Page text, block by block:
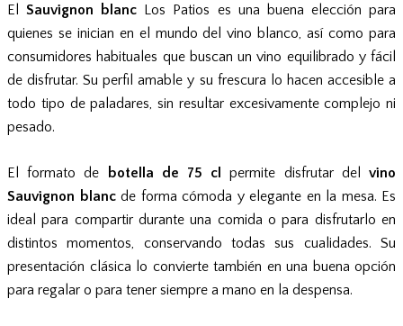
ElSauvignon blanc Los Patios es una buena elección para
quienes se inician en el mundo del vino blanco, así como para
consumidores habituales que buscan un vino equilibrado y fácil
de disfrutar. Su perfil amable y su frescura lo hacen accesible a
todo tipo de paladares, sin resultar excesivamente complejo ni
pesado.
El formato de botella de 75 cl permite disfrutar delvino
Sauvignon blancde forma cómoda y elegante en la mesa. Es
ideal para compartir durante una comida o para disfrutarlo en
distintos momentos, conservando todas sus cualidades. Su
presentación clásica lo convierte también en una buena opción
para regalar o para tener siempre a mano en la despensa.